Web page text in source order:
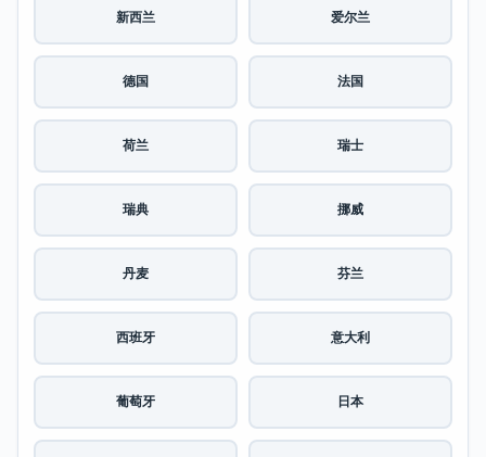
新西兰 爱尔兰
德国 法国
荷兰 瑞士
瑞典 挪威
丹麦 芬兰
西班牙 意大利
葡萄牙 日本